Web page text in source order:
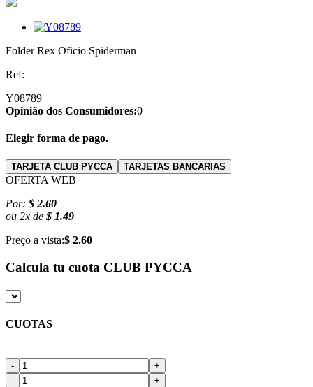
Folder Rex Oficio Spiderman
Ref:
Y08789
Opinião dos Consumidores:0
Elegir forma de pago.
TARJETA CLUB PYCCA TARJETAS BANCARIAS
OFERTA WEB
Por: $ 2.60
ou 2x de $ 1.49
Preço a vista:$ 2.60
Calcula tu cuota CLUB PYCCA
CUOTAS
-
+
-
+